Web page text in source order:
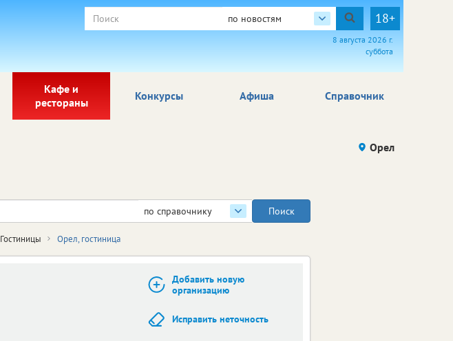
по новостям 18+
8 августа 2026 г.
суббота
Кафе и
рестораны
Афиша Справочник
Конкурсы
Орел
по справочнику
Гостиницы Орел, гостиница
Добавить новую
организацию
Исправить неточность